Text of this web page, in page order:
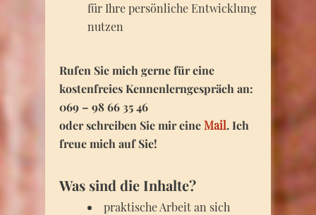
für Ihre persönliche Entwicklung
nutzen
Rufen Sie mich gerne für eine
kostenfreies Kennenlerngespräch an:
069 – 98 66 35 46
oder schreiben Sie mir eineMail. Ich
freue mich auf Sie!
Was sind die Inhalte?
praktische Arbeit an sich